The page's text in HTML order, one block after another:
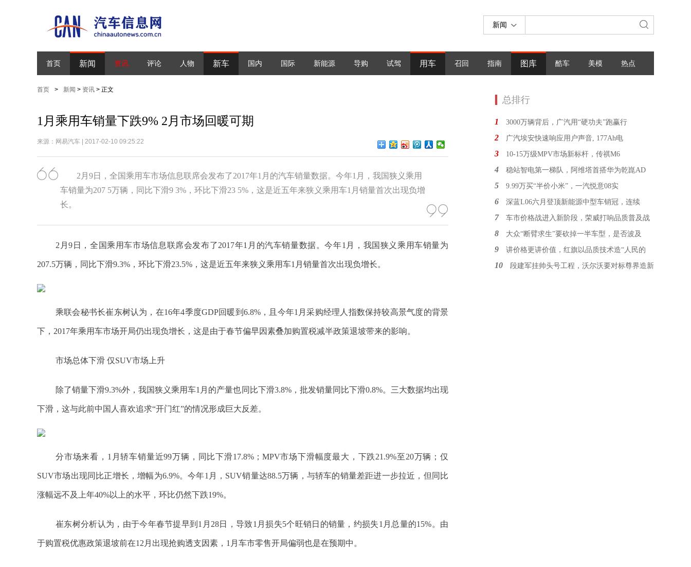
新闻
首页 新闻 资讯 评论 人物 新车 国内 国际 新能源 导购 试驾 用车 召回 指南 图库 酷车 美模 热点
首页 > 新闻 > 资讯 > 正文
1月乘用车销量下跌9% 2月市场回暖可期
来源：网易汽车 | 2017-02-10 09:25:22
2月9日，全国乘用车市场信息联席会发布了2017年1月的汽车销量数据。今年1月，我国狭义乘用
车销量为207 5万辆，同比下滑9 3%，环比下滑23 5%，这是近五年来狭义乘用车1月销量首次出现负增
长。
2月9日，全国乘用车市场信息联席会发布了2017年1月的汽车销量数据。今年1月，我国狭义乘用车销量为
207.5万辆，同比下滑9.3%，环比下滑23.5%，这是近五年来狭义乘用车1月销量首次出现负增长。
乘联会秘书长崔东树认为，在16年4季度GDP回暖到6.8%，且今年1月采购经理人指数保持较高景气度的背景
下，2017年乘用车市场开局仍出现负增长，这是由于春节偏早因素叠加购置税减半政策退坡带来的影响。
市场总体下滑 仅SUV市场上升
除了销量下滑9.3%外，我国狭义乘用车1月的产量也同比下滑3.8%，批发销量同比下滑0.8%。三大数据均出现
下滑，这与此前中国人喜欢追求“开门红”的情况形成巨大反差。
分市场来看，1月轿车销量近99万辆，同比下滑17.8%；MPV市场下滑幅度最大，下跌21.9%至20万辆；仅
SUV市场出现同比正增长，增幅为6.9%。今年1月，SUV销量达88.5万辆，与轿车的销量差距进一步拉近，但同比
涨幅远不及上年40%以上的水平，环比仍然下跌19%。
崔东树分析认为，由于今年春节提早到1月28日，导致1月损失5个旺销日的销量，约损失1月总量的15%。由
于购置税优惠政策退坡前在12月出现抢购透支因素，1月车市零售开局偏弱也是在预期中。
总排行
1 3000万辆背后，广汽用“硬功夫”跑赢行
2 广汽埃安快速响应用户声音, 177Ah电
3 10-15万级MPV市场新标杆，传祺M6
4 稳站智电第一梯队，阿维塔首搭华为乾崑AD
5 9.99万买“半价小米”，一汽悦意08实
6 深蓝L06六月登顶新能源中型车销冠，连续
7 车市价格战进入新阶段，荣威打响品质普及战
8 大众“断臂求生”要砍掉一半车型，是否波及
9 讲价格更讲价值，红旗以品质技术造“人民的
10 段建军挂帅头号工程，沃尔沃要对标尊界造新